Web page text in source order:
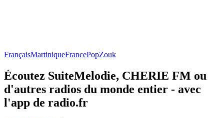
FrançaisMartiniqueFrancePopZouk
Écoutez SuiteMelodie, CHERIE FM ou
d'autres radios du monde entier - avec
l'app de radio.fr